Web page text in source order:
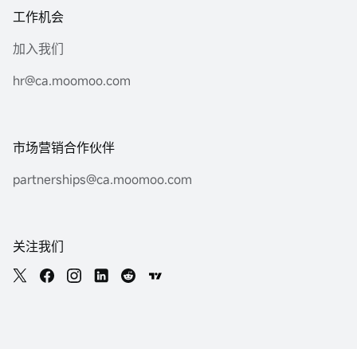
工作机会
加入我们
hr@ca.moomoo.com
市场营销合作伙伴
partnerships@ca.moomoo.com
关注我们